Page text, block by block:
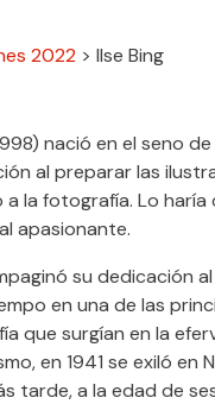
2022 > Ilse Bing
nació en el seno
al preparar las
la fotografía. Lo
apasionante.
su dedicación
en una de las
que surgían en la
en 1941 se exiló en
tarde, a la edad de